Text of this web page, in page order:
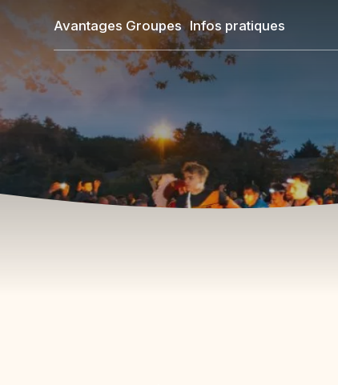
Aller
au
contenu
principal
Avantages Groupes Infos pratiques